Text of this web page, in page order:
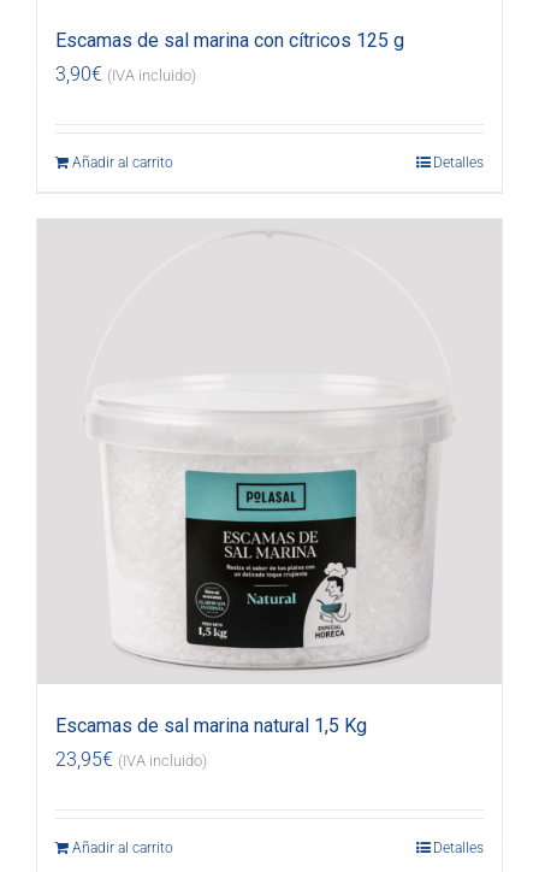
Escamas de sal marina con cítricos 125 g
3,90€ (IVA incluido)
Añadir al carrito Detalles
Escamas de sal marina natural 1,5 Kg
23,95€ (IVA incluido)
Añadir al carrito Detalles